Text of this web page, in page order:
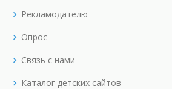
Рекламодателю
Опрос
Связь с нами
Каталог детских сайтов